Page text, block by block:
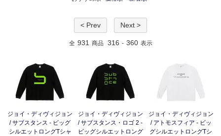
< Prev Next >
全 931 商品 316 - 360 表示
ジョイ・ディヴィジョン
/ サブスタンス - ビッグ
シルエットロングTシャ
ジョイ・ディヴィジョン
/ サブスタンス・ロゴ 2 -
ビッグシルエットロング
ジョイ・ディヴィジョン
/ アトモスフィア - ビッ
グシルエットロングTシ